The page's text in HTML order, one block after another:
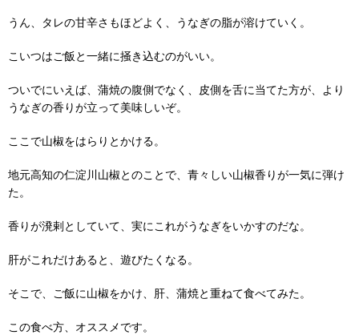
うん、タレの甘辛さもほどよく、うなぎの脂が溶けていく。
こいつはご飯と一緒に掻き込むのがいい。
ついでにいえば、蒲焼の腹側でなく、皮側を舌に当てた方が、より
うなぎの香りが立って美味しいぞ。
ここで山椒をはらりとかける。
地元高知の仁淀川山椒とのことで、青々しい山椒香りが一気に弾け
た。
香りが溌剌としていて、実にこれがうなぎをいかすのだな。
肝がこれだけあると、遊びたくなる。
そこで、ご飯に山椒をかけ、肝、蒲焼と重ねて食べてみた。
この食べ方、オススメです。